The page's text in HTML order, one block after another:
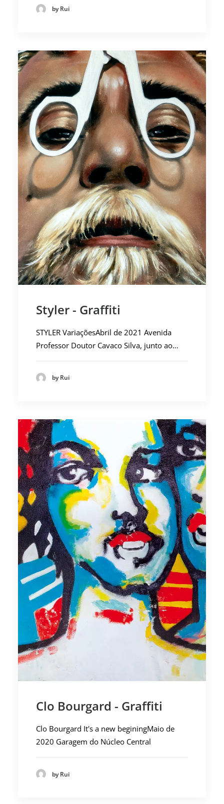
by Rui
Styler - Graffiti
STYLER VariaçõesAbril de 2021 Avenida
Professor Doutor Cavaco Silva, junto ao…
by Rui
Clo Bourgard - Graffiti
Clo Bourgard It's a new beginingMaio de
2020 Garagem do Núcleo Central
by Rui